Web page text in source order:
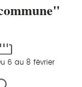
6 au 8 février